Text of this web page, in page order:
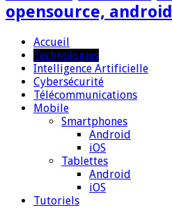
opensource,
Accueil
Technologies
Intelligence Artificielle
Cybersécurité
Télécommunications
Mobile
Smartphones
Android
iOS
Tablettes
Android
iOS
Tutoriels